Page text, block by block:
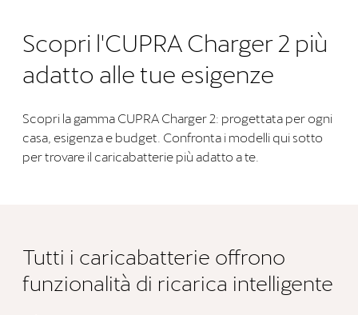
Scopri l'CUPRA Charger 2 più
adatto alle tue esigenze
Scopri la gamma CUPRA Charger 2: progettata per ogni
casa, esigenza e budget. Confronta i modelli qui sotto
per trovare il caricabatterie più adatto a te.
Tutti i caricabatterie offrono
funzionalità di ricarica intelligente